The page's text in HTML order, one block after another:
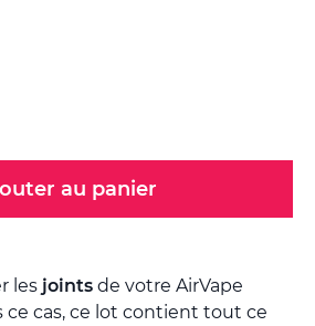
au panier
les joints de votre AirVape
ce cas, ce lot contient tout ce